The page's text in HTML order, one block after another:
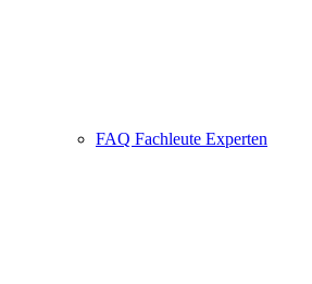
FAQ Fachleute Experten